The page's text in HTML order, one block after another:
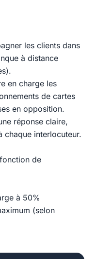
les clients dans
à distance
en charge les
de cartes
en opposition.
réponse claire,
chaque interlocuteur.
de
à 50%
(selon